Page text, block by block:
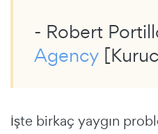
- Robert
Agency
İşte birkaç yaygın